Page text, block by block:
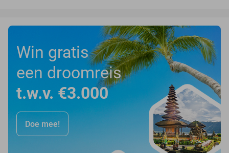
Win gratis
een droomreis
t.w.v. €3.000
Doe mee!